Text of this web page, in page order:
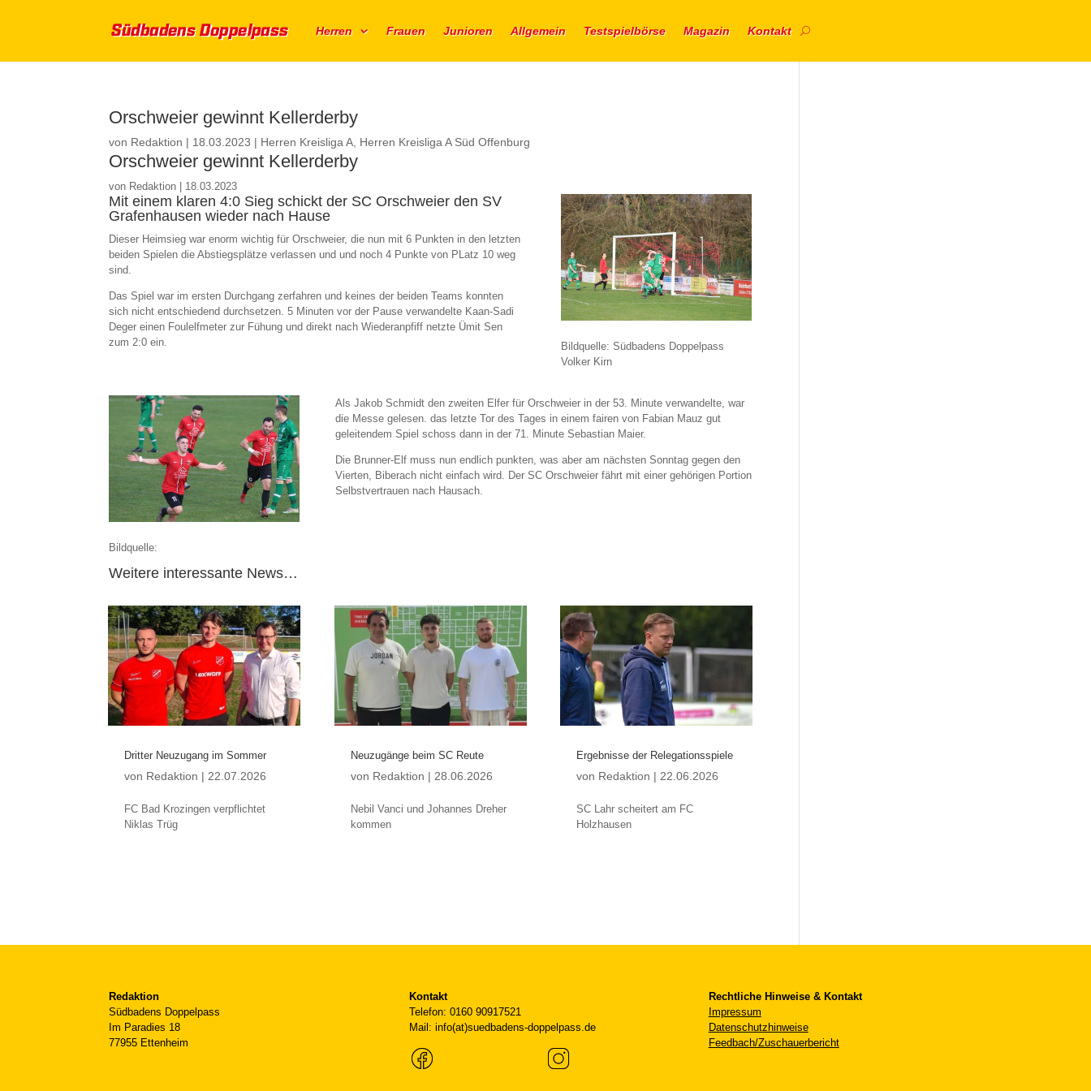
Herren Frauen Junioren Allgemein Testspielbörse Magazin Kontakt
Orschweier gewinnt Kellerderby
von Redaktion | 18.03.2023 | Herren Kreisliga A Herren Kreisliga A Süd Offenburg
Orschweier gewinnt Kellerderby
von Redaktion | 18.03.2023
Mit einem klaren 4:0 Sieg schickt der SC Orschweier den SV
Grafenhausen wieder nach Hause
Dieser Heimsieg war enorm wichtig für Orschweier, die nun mit 6 Punkten in den letzten
beiden Spielen die Abstiegsplätze verlassen und und noch 4 Punkte von PLatz 10 weg
sind.
Das Spiel war im ersten Durchgang zerfahren und keines der beiden Teams konnten
sich nicht entschiedend durchsetzen. 5 Minuten vor der Pause verwandelte Kaan-Sadi
Deger einen Foulelfmeter zur Fühung und direkt nach Wiederanpfiff netzte Ümit Sen
zum 2:0 ein.
Bildquelle: Südbadens Doppelpass
Volker Kirn
Bildquelle:
Als Jakob Schmidt den zweiten Elfer für Orschweier in der 53. Minute verwandelte, war
die Messe gelesen. das letzte Tor des Tages in einem fairen von Fabian Mauz gut
geleitendem Spiel schoss dann in der 71. Minute Sebastian Maier.
Die Brunner-Elf muss nun endlich punkten, was aber am nächsten Sonntag gegen den
Vierten, Biberach nicht einfach wird. Der SC Orschweier fährt mit einer gehörigen Portion
Selbstvertrauen nach Hausach.
Weitere interessante News…
Dritter Neuzugang im Sommer
von Redaktion | 22.07.2026
FC Bad Krozingen verpflichtet
Niklas Trüg
Neuzugänge beim SC Reute
von Redaktion | 28.06.2026
Nebil Vanci und Johannes Dreher
kommen
Ergebnisse der Relegationsspiele
von Redaktion | 22.06.2026
SC Lahr scheitert am FC
Holzhausen
Redaktion
Südbadens Doppelpass
Im Paradies 18
77955 Ettenheim
Kontakt
Telefon: 0160 90917521
Mail: info(at)suedbadens-doppelpass.de
Rechtliche Hinweise & Kontakt
Impressum
Datenschutzhinweise
Feedbach/Zuschauerbericht